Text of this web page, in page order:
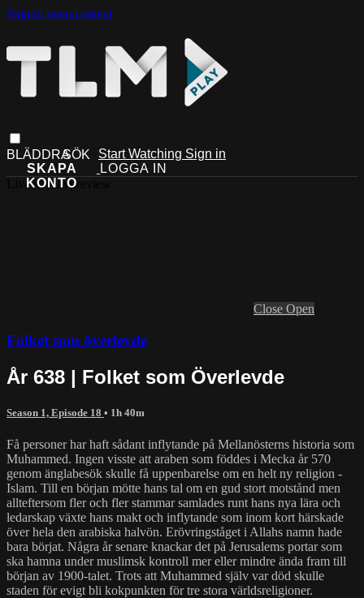
Skip to main content
Start Watching Sign in
Live stream preview
Close Open
Folket som överlevde
År 638 | Folket som Överlevde
Season 1, Episode 18 • 1h 40m
Få personer har haft sådant inflytande på Mellanösterns historia som
Muhammed. Ingen visste att araben som föddes i Mecka år 570
genom änglabesök skulle få uppenbarelse om en helt ny religion -
Islam. Till en början mötte hans tal om en gud stort motstånd men
allteftersom fler och fler stammar samlades runt hans nya lära och
ledarskap växte hans makt och inflytande som inom kort härskade
över hela den arabiska halvön. Erövringståget i Allahs namn hade
bara börjat. Några år senare knackar det på Jerusalems portar som
ska hamna under muslimsk kontroll mer eller mindre ända fram till
början av 1900-talet. Trots att Muhammed själv var död skulle
staden för evigt bli kokpunkten för tre stora världsreligioner.